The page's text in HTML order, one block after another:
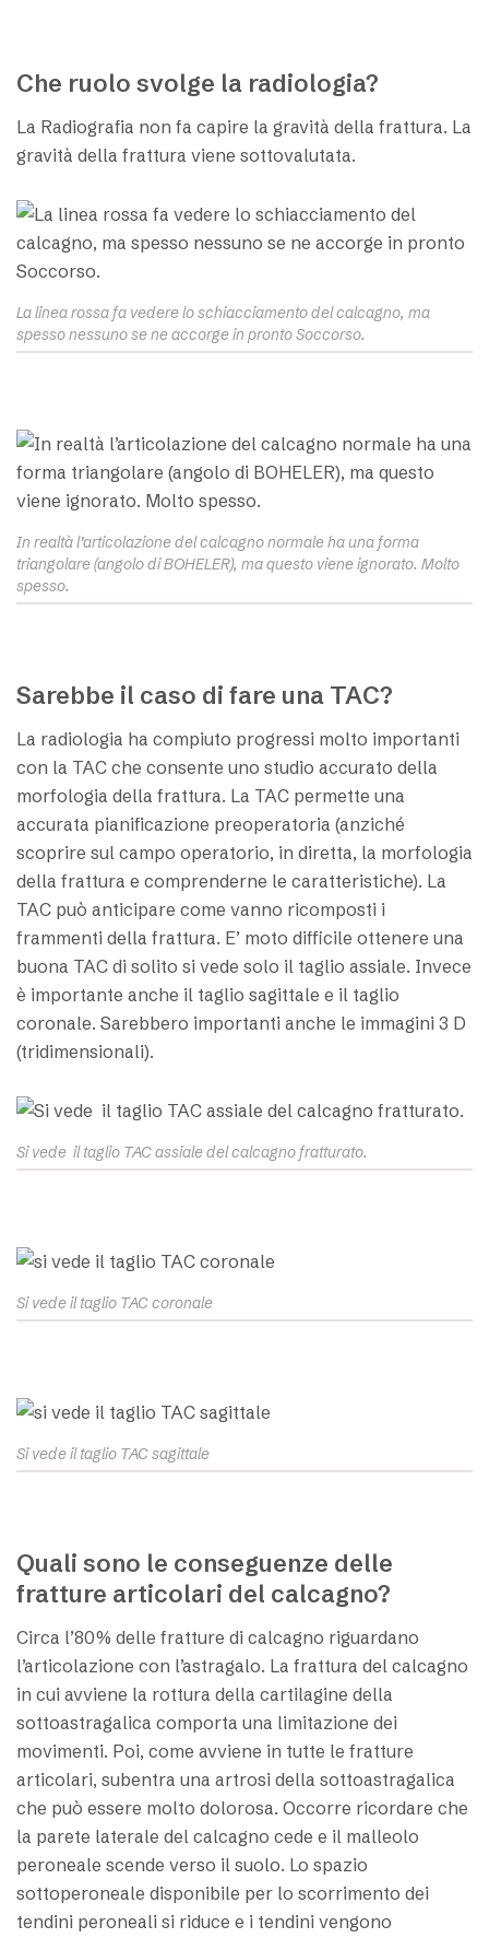
Che ruolo svolge la radiologia?
La Radiografia non fa capire la gravità della frattura. La
gravità della frattura viene sottovalutata.
La linea rossa fa vedere lo schiacciamento del calcagno, ma
spesso nessuno se ne accorge in pronto Soccorso.
In realtà l’articolazione del calcagno normale ha una forma
triangolare (angolo di BOHELER), ma questo viene ignorato. Molto
spesso.
Sarebbe il caso di fare una TAC?
La radiologia ha compiuto progressi molto importanti
con la TAC che consente uno studio accurato della
morfologia della frattura. La TAC permette una
accurata pianificazione preoperatoria (anziché
scoprire sul campo operatorio, in diretta, la morfologia
della frattura e comprenderne le caratteristiche). La
TAC può anticipare come vanno ricomposti i
frammenti della frattura. E’ moto difficile ottenere una
buona TAC di solito si vede solo il taglio assiale. Invece
è importante anche il taglio sagittale e il taglio
coronale. Sarebbero importanti anche le immagini 3 D
(tridimensionali).
Si vede il taglio TAC assiale del calcagno fratturato.
Si vede il taglio TAC coronale
Si vede il taglio TAC sagittale
Quali sono le conseguenze delle
fratture articolari del calcagno?
Circa l’80% delle fratture di calcagno riguardano
l’articolazione con l’astragalo. La frattura del calcagno
in cui avviene la rottura della cartilagine della
sottoastragalica comporta una limitazione dei
movimenti. Poi, come avviene in tutte le fratture
articolari, subentra una artrosi della sottoastragalica
che può essere molto dolorosa. Occorre ricordare che
la parete laterale del calcagno cede e il malleolo
peroneale scende verso il suolo. Lo spazio
sottoperoneale disponibile per lo scorrimento dei
tendini peroneali si riduce e i tendini vengono